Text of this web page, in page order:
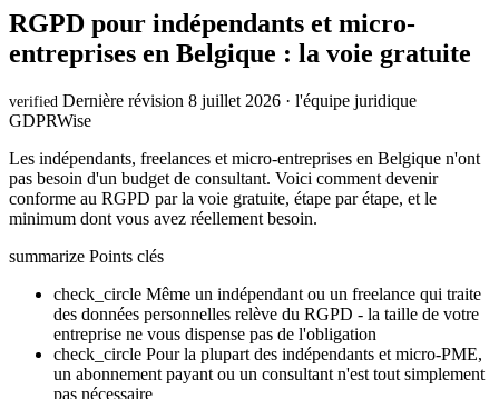
RGPD pour indépendants et micro-
entreprises en Belgique : la voie gratuite
verified Dernière révision 8 juillet 2026 · l'équipe juridique
GDPRWise
Les indépendants, freelances et micro-entreprises en Belgique n'ont
pas besoin d'un budget de consultant. Voici comment devenir
conforme au RGPD par la voie gratuite, étape par étape, et le
minimum dont vous avez réellement besoin.
summarize Points clés
check_circle Même un indépendant ou un freelance qui traite
des données personnelles relève du RGPD - la taille de votre
entreprise ne vous dispense pas de l'obligation
check_circle Pour la plupart des indépendants et micro-PME,
un abonnement payant ou un consultant n'est tout simplement
pas nécessaire